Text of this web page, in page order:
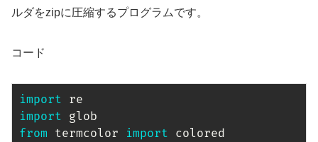
ルダをzipに圧縮するプログラムです。
コード
import
import
from termcolor import